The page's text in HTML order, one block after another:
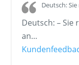
Deutsch:
Deutsch: – Sie
an…